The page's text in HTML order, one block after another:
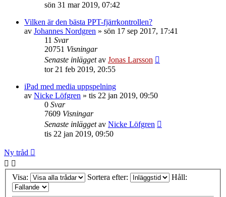
sön 31 mar 2019, 07:42
Vilken är den bästa PPT-fjärrkontrollen?
av Johannes Nordgren » sön 17 sep 2017, 17:41
11 Svar
20751 Visningar
Senaste inläggetav Jonas Larsson
tor 21 feb 2019, 20:55
iPad med media uppspelning
av Nicke Löfgren » tis 22 jan 2019, 09:50
0 Svar
7609 Visningar
Senaste inläggetav Nicke Löfgren
tis 22 jan 2019, 09:50
Ny tråd
Visa: Sortera efter: Håll: